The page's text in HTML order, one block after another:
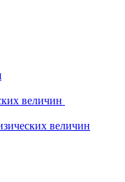
величин
величин